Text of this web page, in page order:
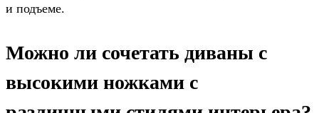
и подъеме.
Можно ли сочетать диваны с
высокими ножками с